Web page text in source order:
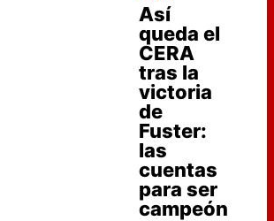
Así
queda el
CERA
tras la
victoria
de
Fuster:
las
cuentas
para ser
campeón